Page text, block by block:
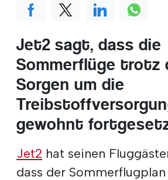
Jet2 sagt, dass die
Sommerflüge trotz
Sorgen um die
gewohnt
Jet2 hat seinen
dass der